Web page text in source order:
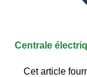
Centrale
Cet article